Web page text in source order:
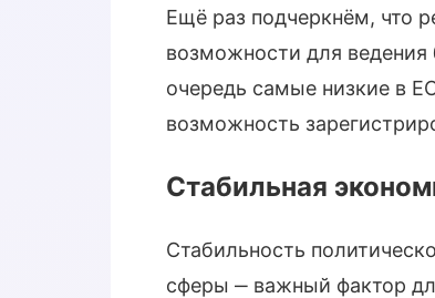
Ещё раз подчеркнём, что
возможности для
очередь самые низкие в
возможность
Стабильная
Стабильность
сферы ‒ важный фактор